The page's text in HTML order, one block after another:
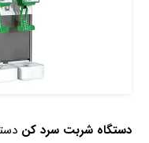
دستگاه شربت سرد کن